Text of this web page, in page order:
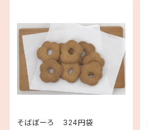
そばぼーろ 324円袋